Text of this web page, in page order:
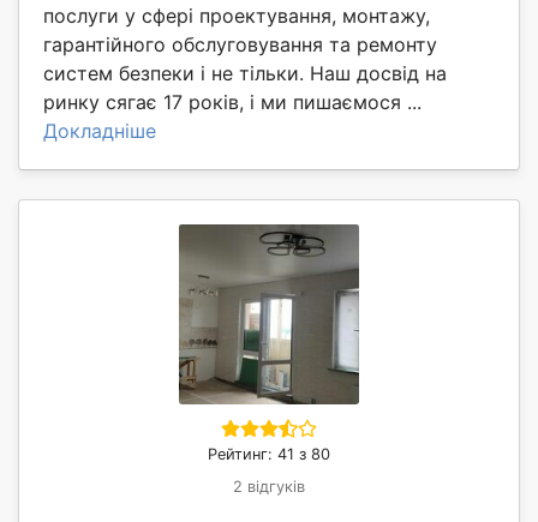
послуги у сфері проектування, монтажу,
гарантійного обслуговування та ремонту
систем безпеки і не тільки. Наш досвід на
ринку сягає 17 років, і ми пишаємося ...
Докладніше
Рейтинг: 41 з 80
2 відгуків